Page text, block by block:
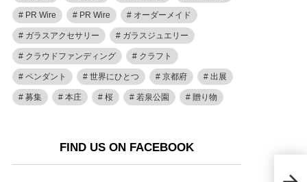
く
PR Wire PR Wire オーダーメイド
ガラスアクセサリー ガラスジュエリー
クラウドファンディング クラフト
ペンダント 世界にひとつ 京都府 出展
募集 本庄 桜 若泉公園 贈り物
FIND US ON FACEBOOK